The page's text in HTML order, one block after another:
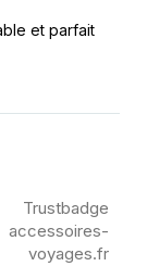
et parfait